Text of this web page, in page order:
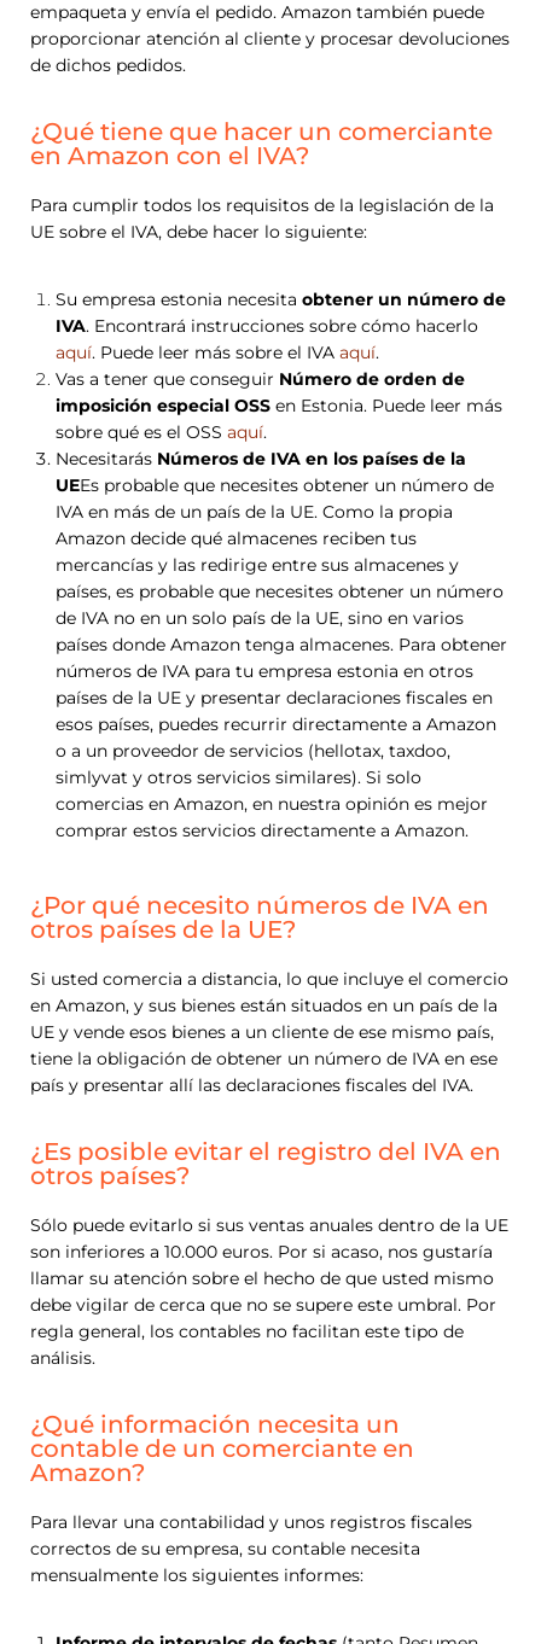
empaqueta y envía el pedido. Amazon también puede
proporcionar atención al cliente y procesar devoluciones
de dichos pedidos.
¿Qué tiene que hacer un comerciante
en Amazon con el IVA?
Para cumplir todos los requisitos de la legislación de la
UE sobre el IVA, debe hacer lo siguiente:
Su empresa estonia necesita obtener un número de
IVA. Encontrará instrucciones sobre cómo hacerlo
aquí. Puede leer más sobre el IVA aquí.
Vas a tener que conseguir Número de orden de
imposición especial OSS en Estonia. Puede leer más
sobre qué es el OSS aquí.
Necesitarás Números de IVA en los países de la
UEEs probable que necesites obtener un número de
IVA en más de un país de la UE. Como la propia
Amazon decide qué almacenes reciben tus
mercancías y las redirige entre sus almacenes y
países, es probable que necesites obtener un número
de IVA no en un solo país de la UE, sino en varios
países donde Amazon tenga almacenes. Para obtener
números de IVA para tu empresa estonia en otros
países de la UE y presentar declaraciones fiscales en
esos países, puedes recurrir directamente a Amazon
o a un proveedor de servicios (hellotax, taxdoo,
simlyvat y otros servicios similares). Si solo
comercias en Amazon, en nuestra opinión es mejor
comprar estos servicios directamente a Amazon.
¿Por qué necesito números de IVA en
otros países de la UE?
Si usted comercia a distancia, lo que incluye el comercio
en Amazon, y sus bienes están situados en un país de la
UE y vende esos bienes a un cliente de ese mismo país,
tiene la obligación de obtener un número de IVA en ese
país y presentar allí las declaraciones fiscales del IVA.
¿Es posible evitar el registro del IVA en
otros países?
Sólo puede evitarlo si sus ventas anuales dentro de la UE
son inferiores a 10.000 euros. Por si acaso, nos gustaría
llamar su atención sobre el hecho de que usted mismo
debe vigilar de cerca que no se supere este umbral. Por
regla general, los contables no facilitan este tipo de
análisis.
¿Qué información necesita un
contable de un comerciante en
Amazon?
Para llevar una contabilidad y unos registros fiscales
correctos de su empresa, su contable necesita
mensualmente los siguientes informes: